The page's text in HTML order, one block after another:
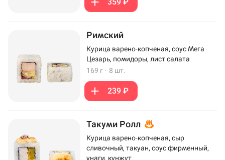
359 ₽
Римский
Курица варено-копченая, соус Мега
Цезарь, помидоры, лист салата
169 г · 8 шт.
239 ₽
Такуми Ролл
Курица варено-копченая, сыр
сливочный, такуан, соус фирменный,
унаги, кунжут